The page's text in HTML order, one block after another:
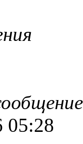
05:28